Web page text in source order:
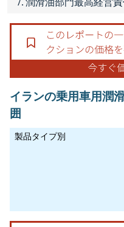
イランの乗用車用潤
囲
製品タイプ別